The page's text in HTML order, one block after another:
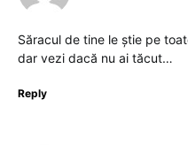
Săracul de tine le știe pe
dar vezi dacă nu ai tăcut…
Reply